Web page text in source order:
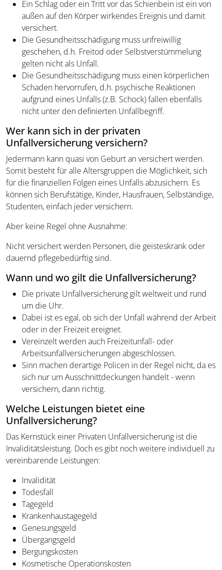
Ein Schlag oder ein Tritt vor das Schienbein ist ein von
außen auf den Körper wirkendes Ereignis und damit
versichert.
Die Gesundheitsschädigung muss unfreiwillig
geschehen, d.h. Freitod oder Selbstverstümmelung
gelten nicht als Unfall.
Die Gesundheitsschädigung muss einen körperlichen
Schaden hervorrufen, d.h. psychische Reaktionen
aufgrund eines Unfalls (z.B. Schock) fallen ebenfalls
nicht unter den definierten Unfallbegriff.
Wer kann sich in der privaten
Unfallversicherung versichern?
Jedermann kann quasi von Geburt an versichert werden.
Somit besteht für alle Altersgruppen die Möglichkeit, sich
für die finanziellen Folgen eines Unfalls abzusichern. Es
können sich Berufstätige, Kinder, Hausfrauen, Selbständige,
Studenten, einfach jeder versichern.
Aber keine Regel ohne Ausnahme:
Nicht versichert werden Personen, die geisteskrank oder
dauernd pflegebedürftig sind.
Wann und wo gilt die Unfallversicherung?
Die private Unfallversicherung gilt weltweit und rund
um die Uhr.
Dabei ist es egal, ob sich der Unfall während der Arbeit
oder in der Freizeit ereignet.
Vereinzelt werden auch Freizeitunfall- oder
Arbeitsunfallversicherungen abgeschlossen.
Sinn machen derartige Policen in der Regel nicht, da es
sich nur um Ausschnittdeckungen handelt - wenn
versichern, dann richtig.
Welche Leistungen bietet eine
Unfallversicherung?
Das Kernstück einer Privaten Unfallversicherung ist die
Invaliditätsleistung. Doch es gibt noch weitere individuell zu
vereinbarende Leistungen:
Invalidität
Todesfall
Tagegeld
Krankenhaustagegeld
Genesungsgeld
Übergangsgeld
Bergungskosten
Kosmetische Operationskosten